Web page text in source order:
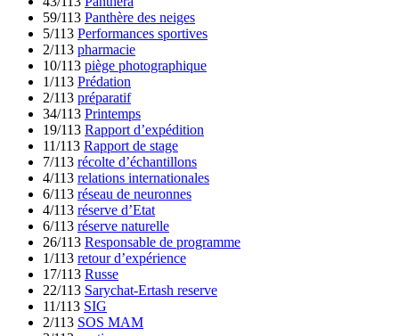
59/113 Panthère des neiges
5/113 Performances sportives
2/113 pharmacie
10/113 piège photographique
1/113 Prédation
2/113 préparatif
34/113 Printemps
19/113 Rapport d’expédition
11/113 Rapport de stage
7/113 récolte d’échantillons
4/113 relations internationales
6/113 réseau de neuronnes
4/113 réserve d’Etat
6/113 réserve naturelle
26/113 Responsable de programme
1/113 retour d’expérience
17/113 Russe
22/113 Sarychat-Ertash reserve
11/113 SIG
2/113 SOS MAM